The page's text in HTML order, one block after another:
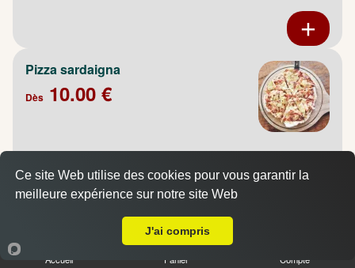
Pizza sardaigna
Dès 10.00 €
de terre, oignons, oeuf
Accueil Panier Compte
Ce site Web utilise des cookies pour vous garantir la
meilleure expérience sur notre site Web
J'ai compris